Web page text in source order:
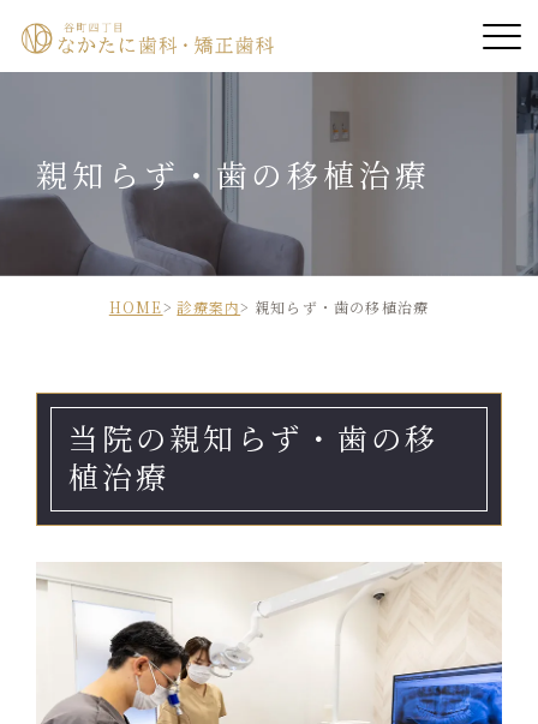
院長紹介
医院紹介
診療案内
診療の流れ
症例
料金表
求人情報
親知らず・歯の移植治療
HOME 診療案内 親知らず・歯の移植治療
当院の親知らず・歯の移
植治療